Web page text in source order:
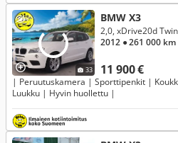
33
BMW X3
11 900 €
2012 ● 261 000 km
| Peruutuskamera | Sporttipenkit |
Luukku | Hyvin huollettu |